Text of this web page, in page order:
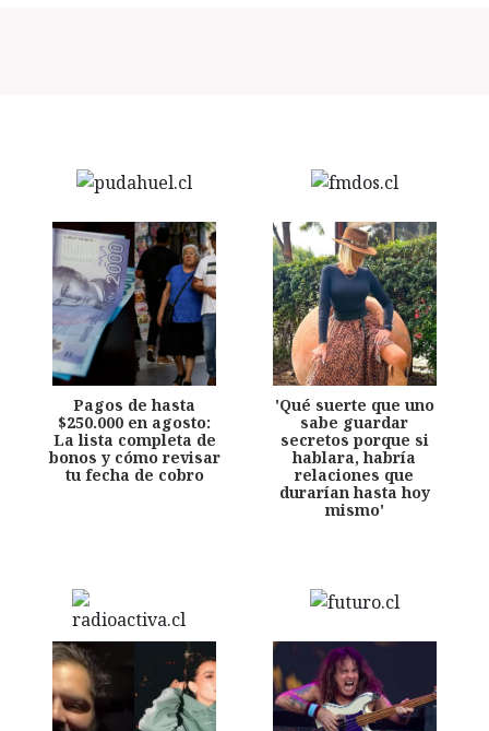
Pagos de hasta
$250.000 en agosto:
La lista completa de
bonos y cómo revisar
tu fecha de cobro
'Qué suerte que uno
sabe guardar
secretos porque si
hablara, habría
relaciones que
durarían hasta hoy
mismo'